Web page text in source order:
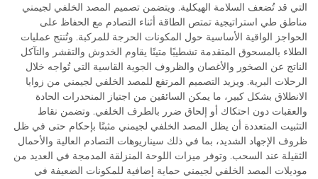
التي قد تُضعف السلامة الهيكلية. ويتضمن تصميم المصد الخلفي لجيمني
مناطق طي استراتيجية تمتص الطاقة أثناء التصادم مع الحفاظ على
الحواجز الواقية الأساسية حول المكونات الحرجة للمركبة. وتُنتج عمليات
الطلاء بالمسحوق المتقدمة تشطيبًا متينًا يقاوم الخدوش والتقشر والتآكل
الناتج عن الصخور والأغصان والظروف الجوية القاسية التي تُواجه خلال
الرحلات البرية. ويزيد التصميم المرتفع للمصد الخلفي لجيمني من زوايا
الانطلاق بشكل كبير، ما يمكن السائقين من اجتياز المنحدرات الحادة
والعقبات دون احتكاك أو إلحاق ضرر بالطرف الخلفي. وتضمن نقاط
التثبيت المتعددة أن يظل المصد الخلفي لجيمني مثبتًا بإحكام حتى في ظل
ظروف الإجهاد الشديد، بما في ذلك سيناريوهات التصادم العالية والأحمال
الثقيلة عند السحب. وتوفر ميزات اللوحة المنزلقة المدمجة في العديد من
موديلات المصد الخلفي لجيمني حماية إضافية للمكونات الضعيفة في